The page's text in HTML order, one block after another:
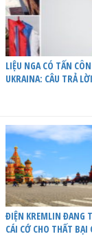
LIỆU NGA CÓ TẤN
UKRAINA: CÂU TRẢ
ĐIỆN KREMLIN ĐANG
CÁI CỚ CHO THẤT BẠI